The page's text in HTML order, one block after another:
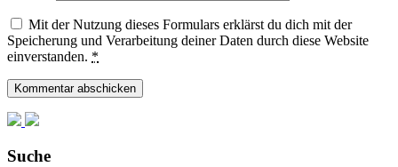
Mit der Nutzung dieses Formulars erklärst du dich mit der
Speicherung und Verarbeitung deiner Daten durch diese Website
einverstanden. *
Suche